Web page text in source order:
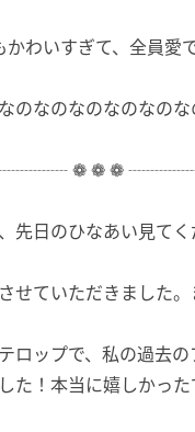
かわいすぎて、全員愛
のなのなのなのなのな
❁ ❁ ❁
先日のひなあい見て
せていただきました
ロップで、私の過去
た！本当に嬉しかった